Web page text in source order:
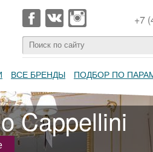
+7
ВСЕ БРЕНДЫ ПОДБОР ПО
Cappellini